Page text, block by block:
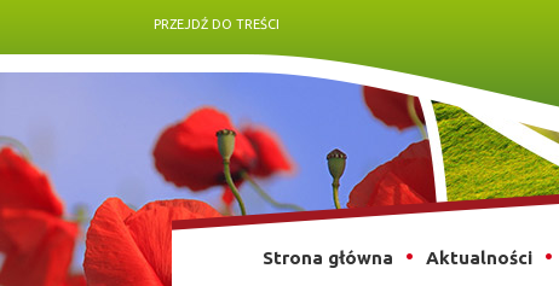
PRZEJDŹ DO TREŚCI
Strona główna Aktualności